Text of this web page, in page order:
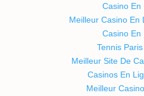
Casino En
Meilleur Casino En
Casino En
Tennis
Meilleur Site De
Casinos En
Meilleur